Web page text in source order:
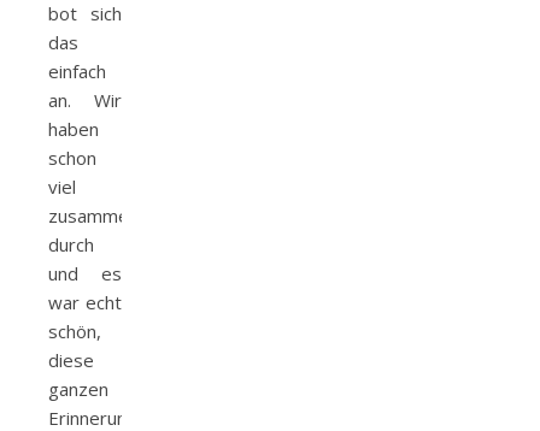
bot sich
das
einfach
an. Wir
haben
schon
viel
zusammen
durch
und es
war echt
schön,
diese
ganzen
Erinnerungen